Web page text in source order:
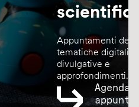
Appuntamenti
tematiche digitali,
divulgative e
approfondimenti.
Agenda